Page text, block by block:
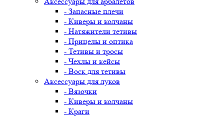
- Запасные плечи
- Киверы и колчаны
- Натяжители тетивы
- Прицелы и оптика
- Тетивы и тросы
- Чехлы и кейсы
- Воск для тетивы
Аксессуары для луков
- Вязочки
- Киверы и колчаны
- Краги